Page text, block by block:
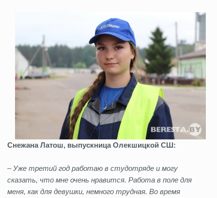
Снежана Латош, выпускница Олекшицкой СШ:
– Уже третий год работаю в студотряде и могу
сказать, что мне очень нравится. Работа в поле для
меня, как для девушки, немного трудная. Во время